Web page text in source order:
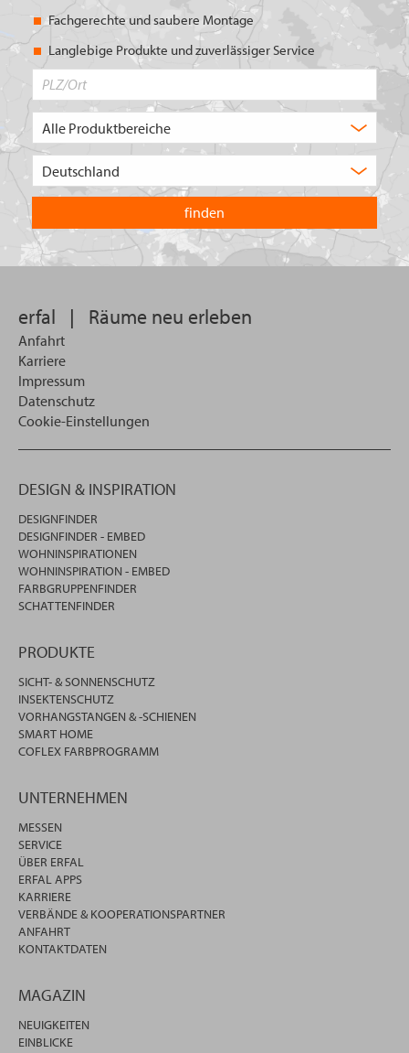
Fachgerechte und saubere Montage
Langlebige Produkte und zuverlässiger Service
in
welchem
Land
Sie
suchen
erfal | Räume neu erleben
Anfahrt
Karriere
Impressum
Datenschutz
Cookie-Einstellungen
DESIGN & INSPIRATION
DESIGNFINDER
DESIGNFINDER - EMBED
WOHNINSPIRATIONEN
WOHNINSPIRATION - EMBED
FARBGRUPPENFINDER
SCHATTENFINDER
PRODUKTE
SICHT- & SONNENSCHUTZ
INSEKTENSCHUTZ
VORHANGSTANGEN & -SCHIENEN
SMART HOME
COFLEX FARBPROGRAMM
UNTERNEHMEN
MESSEN
SERVICE
ÜBER ERFAL
ERFAL APPS
KARRIERE
VERBÄNDE & KOOPERATIONSPARTNER
ANFAHRT
KONTAKTDATEN
MAGAZIN
NEUIGKEITEN
EINBLICKE